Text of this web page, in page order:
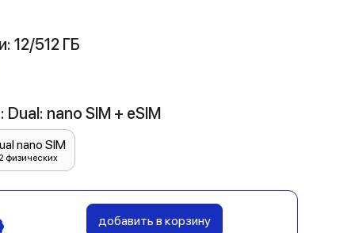
12/512 ГБ
nano SIM + eSIM
nano SIM
2 физических
добавить в корзину